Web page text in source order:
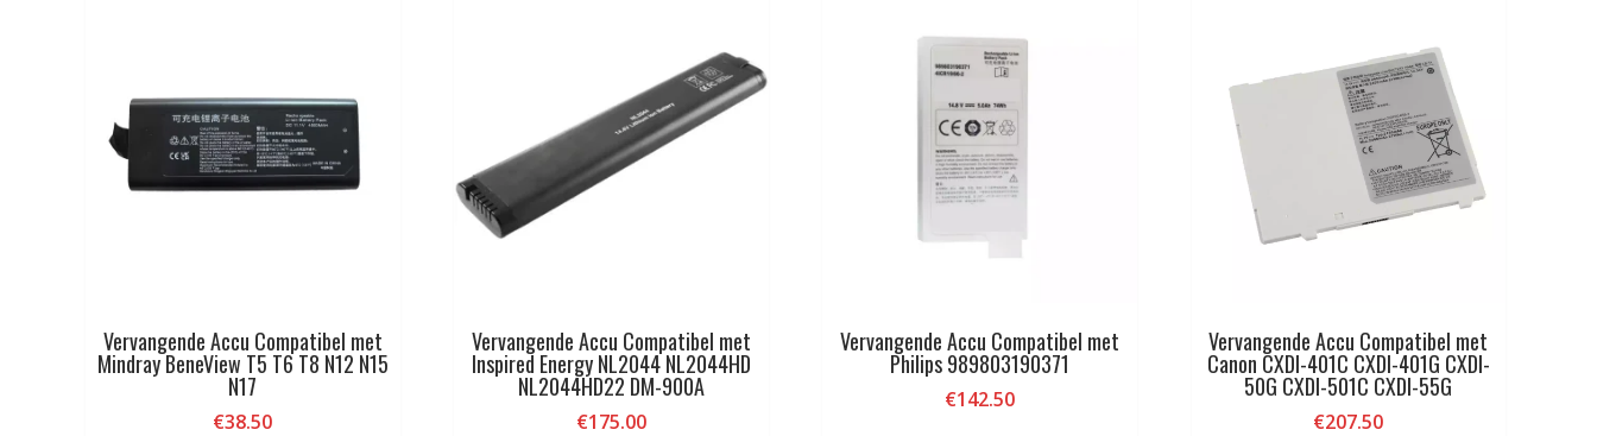
Vervangende Accu Compatibel met
Mindray BeneView T5 T6 T8 N12 N15
N17
€38.50
Vervangende Accu Compatibel met
Inspired Energy NL2044 NL2044HD
NL2044HD22 DM-900A
€175.00
Vervangende Accu Compatibel met
Philips 989803190371
€142.50
Vervangende Accu Compatibel met
Canon CXDI-401C CXDI-401G CXDI-
50G CXDI-501C CXDI-55G
€207.50